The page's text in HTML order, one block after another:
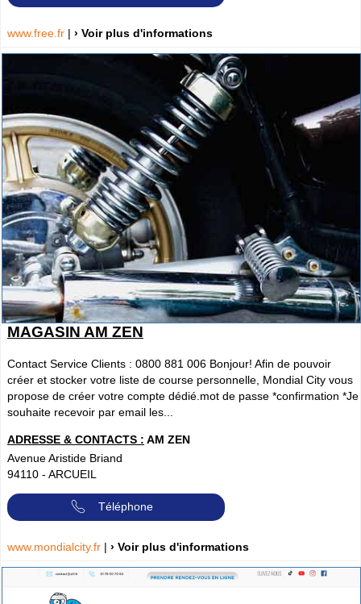
www.free.fr | › Voir plus d'informations
MAGASIN AM ZEN
Contact Service Clients : 0800 881 006 Bonjour! Afin de pouvoir
créer et stocker votre liste de course personnelle, Mondial City vous
propose de créer votre compte dédié.mot de passe *confirmation *Je
souhaite recevoir par email les...
ADRESSE & CONTACTS : AM ZEN
Avenue Aristide Briand
94110 - ARCUEIL
Téléphone
www.mondialcity.fr | › Voir plus d'informations